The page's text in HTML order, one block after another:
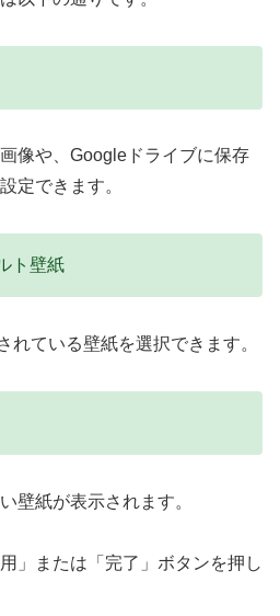
像や、Googleドライブに保存
定できます。
ト壁紙
れている壁紙を選択できます。
壁紙が表示されます。
」または「完了」ボタンを押し